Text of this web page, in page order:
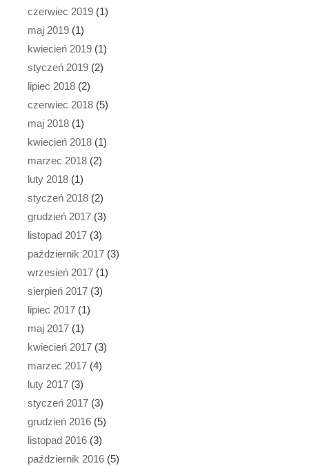
czerwiec 2019 (1)
maj 2019 (1)
kwiecień 2019 (1)
styczeń 2019 (2)
lipiec 2018 (2)
czerwiec 2018 (5)
maj 2018 (1)
kwiecień 2018 (1)
marzec 2018 (2)
luty 2018 (1)
styczeń 2018 (2)
grudzień 2017 (3)
listopad 2017 (3)
październik 2017 (3)
wrzesień 2017 (1)
sierpień 2017 (3)
lipiec 2017 (1)
maj 2017 (1)
kwiecień 2017 (3)
marzec 2017 (4)
luty 2017 (3)
styczeń 2017 (3)
grudzień 2016 (5)
listopad 2016 (3)
październik 2016 (5)